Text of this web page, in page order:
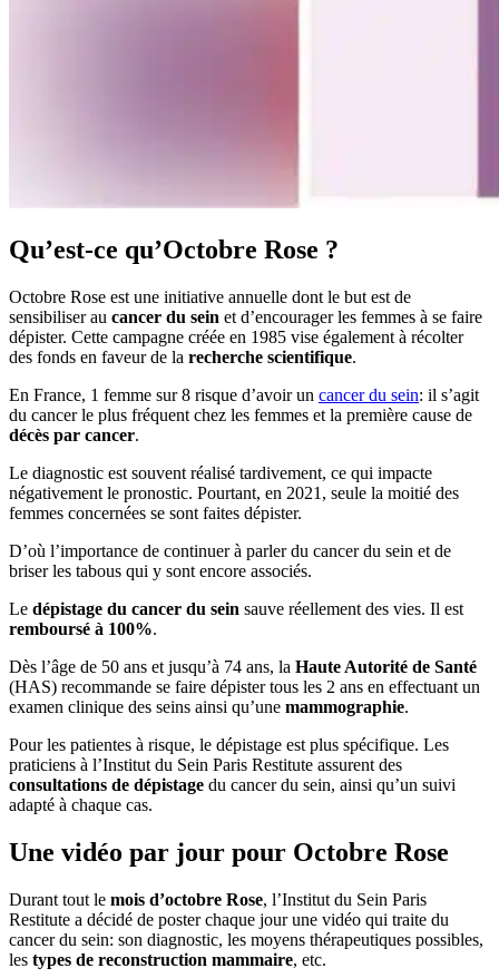
Qu’est-ce qu’Octobre Rose ?
Octobre Rose est une initiative annuelle dont le but est de
sensibiliser au cancer du sein et d’encourager les femmes à se faire
dépister. Cette campagne créée en 1985 vise également à récolter
des fonds en faveur de la recherche scientifique.
En France, 1 femme sur 8 risque d’avoir un cancer du sein: il s’agit
du cancer le plus fréquent chez les femmes et la première cause de
décès par cancer.
Le diagnostic est souvent réalisé tardivement, ce qui impacte
négativement le pronostic. Pourtant, en 2021, seule la moitié des
femmes concernées se sont faites dépister.
D’où l’importance de continuer à parler du cancer du sein et de
briser les tabous qui y sont encore associés.
Le dépistage du cancer du sein sauve réellement des vies. Il est
remboursé à 100%.
Dès l’âge de 50 ans et jusqu’à 74 ans, la Haute Autorité de Santé
(HAS) recommande se faire dépister tous les 2 ans en effectuant un
examen clinique des seins ainsi qu’une mammographie.
Pour les patientes à risque, le dépistage est plus spécifique. Les
praticiens à l’Institut du Sein Paris Restitute assurent des
consultations de dépistage du cancer du sein, ainsi qu’un suivi
adapté à chaque cas.
Une vidéo par jour pour Octobre Rose
Durant tout le mois d’octobre Rose, l’Institut du Sein Paris
Restitute a décidé de poster chaque jour une vidéo qui traite du
cancer du sein: son diagnostic, les moyens thérapeutiques possibles,
les types de reconstruction mammaire, etc.